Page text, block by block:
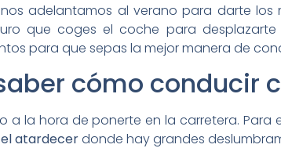
adelantamos al verano para darte los
que coges el coche para
para que sepas la mejor manera de
cómo conducir
a la hora de ponerte en la carretera.
atardecerdonde hay grandes